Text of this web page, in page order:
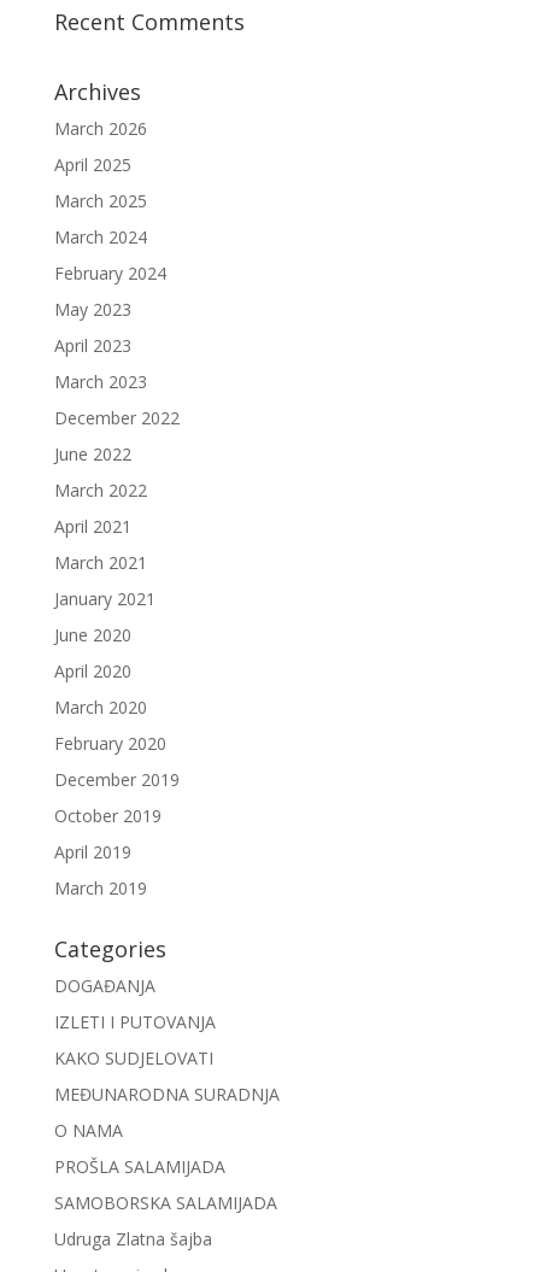
Recent Comments
Archives
March 2026
April 2025
March 2025
March 2024
February 2024
May 2023
April 2023
March 2023
December 2022
June 2022
March 2022
April 2021
March 2021
January 2021
June 2020
April 2020
March 2020
February 2020
December 2019
October 2019
April 2019
March 2019
Categories
DOGAĐANJA
IZLETI I PUTOVANJA
KAKO SUDJELOVATI
MEĐUNARODNA SURADNJA
O NAMA
PROŠLA SALAMIJADA
SAMOBORSKA SALAMIJADA
Udruga Zlatna šajba